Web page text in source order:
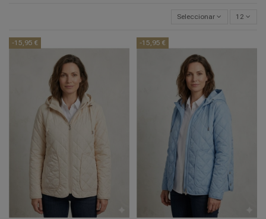
Seleccionar 12
-15,95 €
L XL 2XL
-15,95 €
XL